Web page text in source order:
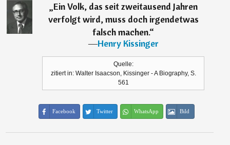
„Ein Volk, das seit zweitausend Jahren
verfolgt wird, muss doch irgendetwas
falsch machen.“
―Henry Kissinger
Quelle:
zitiert in: Walter Isaacson, Kissinger - A Biography, S.
561
Facebook Twitter WhatsApp Bild